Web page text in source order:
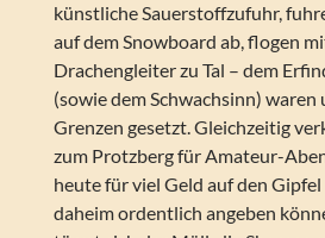
künstliche Sauerstoffzufuhr,
auf dem Snowboard ab, flogen
Drachengleiter zu Tal – dem
(sowie dem Schwachsinn) waren
Grenzen gesetzt. Gleichzeitig
zum Protzberg für Amateur-
heute für viel Geld auf den
daheim ordentlich angeben